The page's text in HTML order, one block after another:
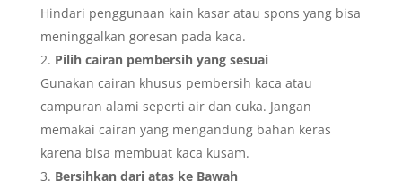
Hindari penggunaan kain kasar atau spons yang bisa
meninggalkan goresan pada kaca.
Pilih cairan pembersih yang sesuai
Gunakan cairan khusus pembersih kaca atau
campuran alami seperti air dan cuka. Jangan
memakai cairan yang mengandung bahan keras
karena bisa membuat kaca kusam.
Bersihkan dari atas ke Bawah